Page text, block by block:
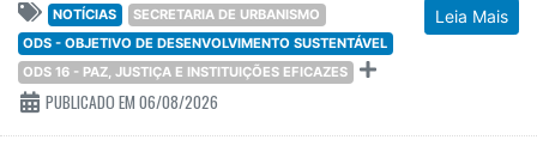
Leia Mais
NOTÍCIAS
SECRETARIA DE URBANISMO
ODS - OBJETIVO DE DESENVOLVIMENTO SUSTENTÁVEL
ODS 16 - PAZ, JUSTIÇA E INSTITUIÇÕES EFICAZES
PUBLICADO EM 06/08/2026